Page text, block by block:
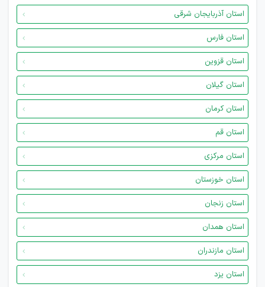
استان آذربایجان شرقی
استان فارس
استان قزوین
استان گیلان
استان کرمان
استان قم
استان مرکزی
استان خوزستان
استان زنجان
استان همدان
استان مازندران
استان یزد